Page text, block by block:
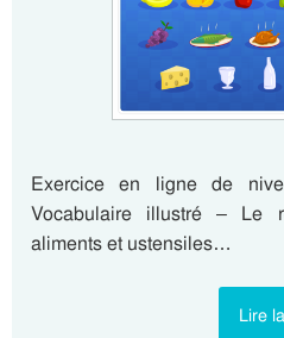
Exercice en ligne de
Vocabulaire illustré – Le
aliments et ustensiles…
Lire